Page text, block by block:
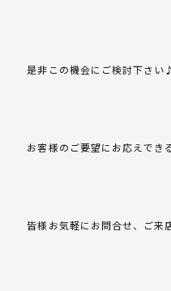
是非この機会にご検討下さい♪
お客様のご要望にお応えでき
皆様お気軽にお問合せ、ご来